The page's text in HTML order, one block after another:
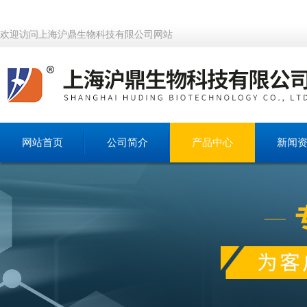
欢迎访问上海沪鼎生物科技有限公司网站
网站首页 公司简介 产品中心 新闻